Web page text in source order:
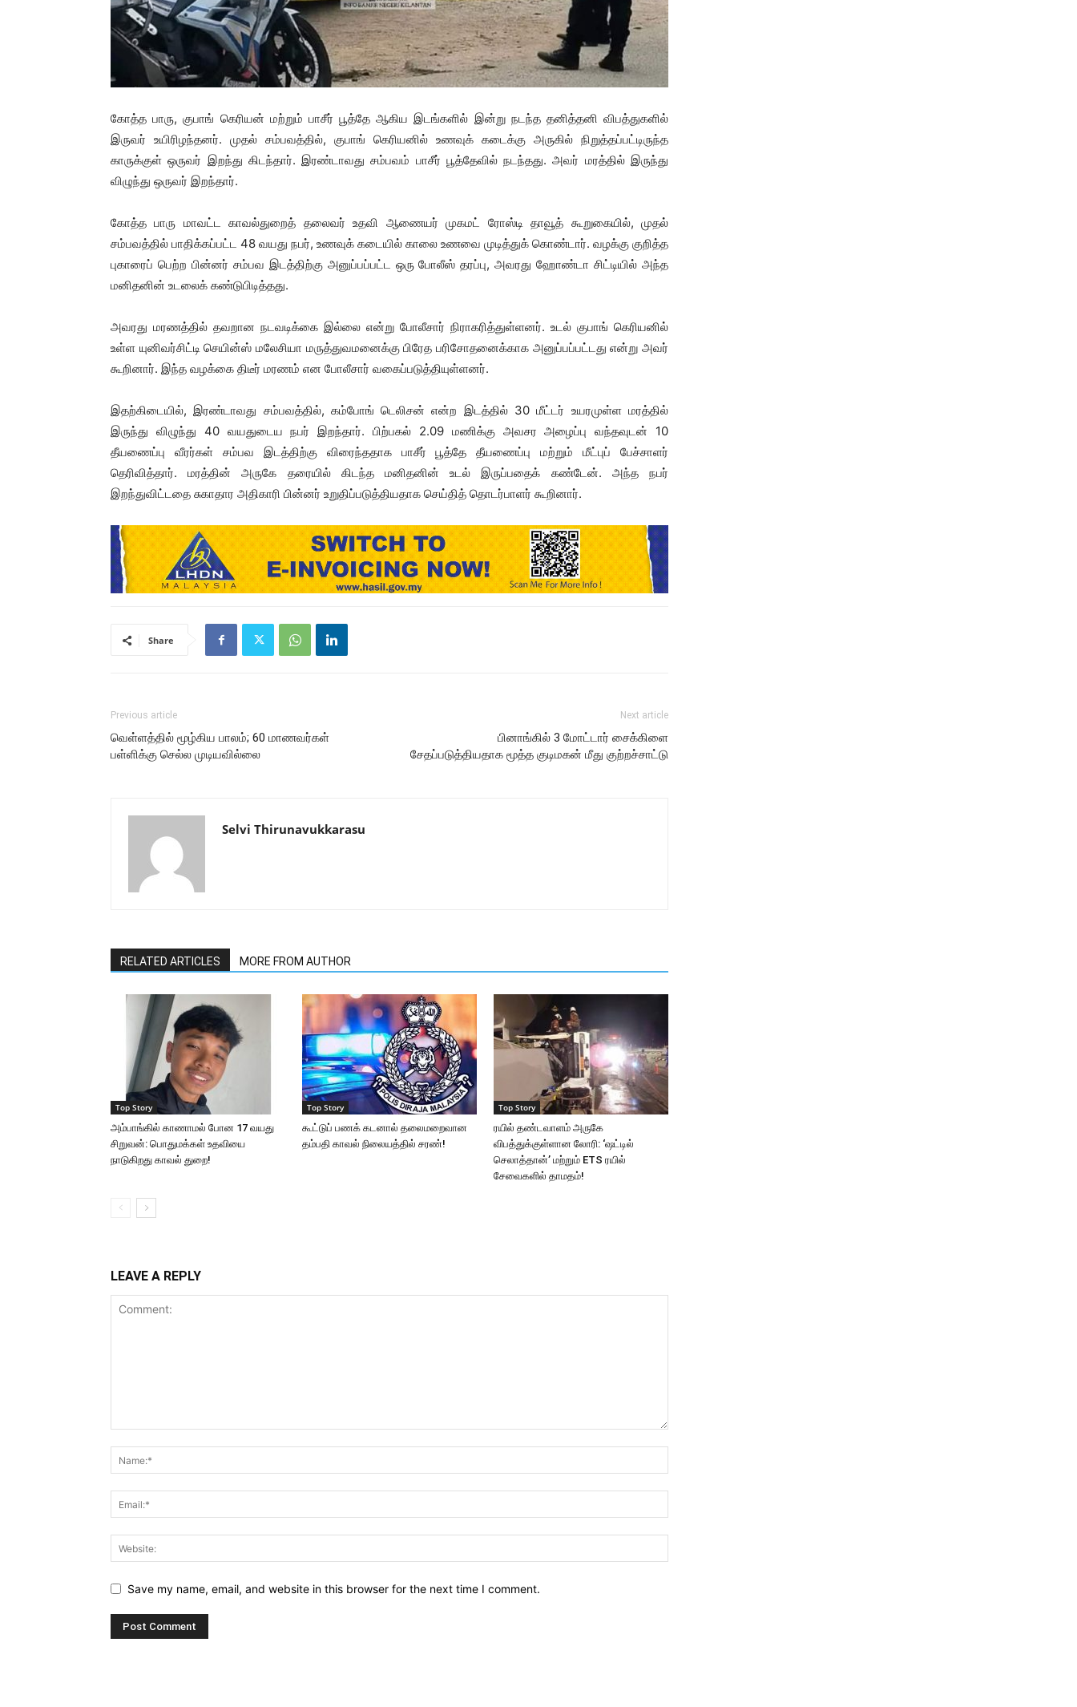
கோத்த பாரு, குபாங் கெரியன் மற்றும் பாசீர் பூத்தே ஆகிய இடங்களில் இன்று நடந்த தனித்தனி விபத்துகளில்
இருவர் உயிரிழந்தனர். முதல் சம்பவத்தில், குபாங் கெரியனில் உணவுக் கடைக்கு அருகில் நிறுத்தப்பட்டிருந்த
காருக்குள் ஒருவர் இறந்து கிடந்தார். இரண்டாவது சம்பவம் பாசீர் பூத்தேவில் நடந்தது. அவர் மரத்தில் இருந்து
விழுந்து ஒருவர் இறந்தார்.
கோத்த பாரு மாவட்ட காவல்துறைத் தலைவர் உதவி ஆணையர் முகமட் ரோஸ்டி தாவூத் கூறுகையில், முதல்
சம்பவத்தில் பாதிக்கப்பட்ட 48 வயது நபர், உணவுக் கடையில் காலை உணவை முடித்துக் கொண்டார். வழக்கு குறித்த
புகாரைப் பெற்ற பின்னர் சம்பவ இடத்திற்கு அனுப்பப்பட்ட ஒரு போலீஸ் தரப்பு, அவரது ஹோண்டா சிட்டியில் அந்த
மனிதனின் உடலைக் கண்டுபிடித்தது.
அவரது மரணத்தில் தவறான நடவடிக்கை இல்லை என்று போலீசார் நிராகரித்துள்ளனர். உடல் குபாங் கெரியனில்
உள்ள யுனிவர்சிட்டி செயின்ஸ் மலேசியா மருத்துவமனைக்கு பிரேத பரிசோதனைக்காக அனுப்பப்பட்டது என்று அவர்
கூறினார். இந்த வழக்கை திடீர் மரணம் என போலீசார் வகைப்படுத்தியுள்ளனர்.
இதற்கிடையில், இரண்டாவது சம்பவத்தில், கம்போங் டெலிசன் என்ற இடத்தில் 30 மீட்டர் உயரமுள்ள மரத்தில்
இருந்து விழுந்து 40 வயதுடைய நபர் இறந்தார். பிற்பகல் 2.09 மணிக்கு அவசர அழைப்பு வந்தவுடன் 10
தீயணைப்பு வீரர்கள் சம்பவ இடத்திற்கு விரைந்ததாக பாசீர் பூத்தே தீயணைப்பு மற்றும் மீட்புப் பேச்சாளர்
தெரிவித்தார். மரத்தின் அருகே தரையில் கிடந்த மனிதனின் உடல் இருப்பதைக் கண்டேன். அந்த நபர்
இறந்துவிட்டதை சுகாதார அதிகாரி பின்னர் உறுதிப்படுத்தியதாக செய்தித் தொடர்பாளர் கூறினார்.
Share
Previous article
வெள்ளத்தில் மூழ்கிய பாலம்; 60 மாணவர்கள்
பள்ளிக்கு செல்ல முடியவில்லை
Next article
பினாங்கில் 3 மோட்டார் சைக்கிளை
சேதப்படுத்தியதாக மூத்த குடிமகன் மீது குற்றச்சாட்டு
Selvi Thirunavukkarasu
RELATED ARTICLES MORE FROM AUTHOR
Top Story
அம்பாங்கில் காணாமல் போன 17 வயது
சிறுவன்: பொதுமக்கள் உதவியை
நாடுகிறது காவல் துறை!
Top Story
கூட்டுப் பணக் கடனால் தலைமறைவான
தம்பதி காவல் நிலையத்தில் சரண்!
Top Story
ரயில் தண்டவாளம் அருகே
விபத்துக்குள்ளான லோரி: ‘ஷட்டில்
செலாத்தான்’ மற்றும் ETS ரயில்
சேவைகளில் தாமதம்!
LEAVE A REPLY
Save my name, email, and website in this browser for the next time I comment.